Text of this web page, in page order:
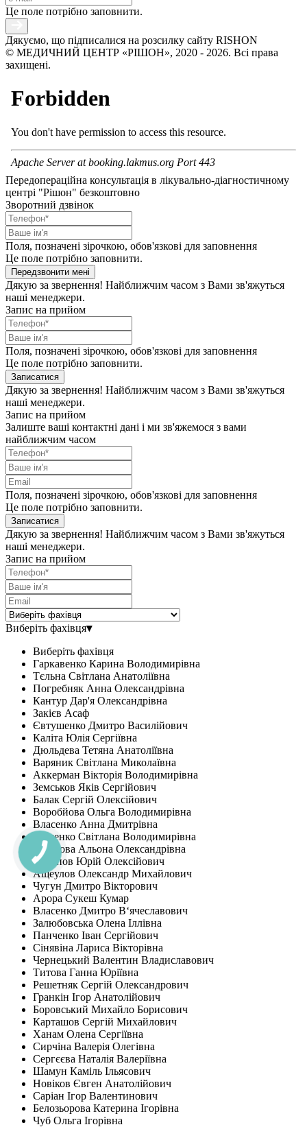
Це поле потрібно заповнити.
Дякуємо, що підписалися на розсилку сайту RISHON
© МЕДИЧНИЙ ЦЕНТР «РІШОН», 2020 - 2026. Всі права
захищені.
Передопераційна консультація в лікувально-діагностичному
центрі "Рішон" безкоштовно
Зворотний дзвінок
Поля, позначені зірочкою, обов'язкові для заповнення
Це поле потрібно заповнити.
Передзвонити мені
Дякую за звернення! Найближчим часом з Вами зв'яжуться
наші менеджери.
Запис на прийом
Поля, позначені зірочкою, обов'язкові для заповнення
Це поле потрібно заповнити.
Записатися
Дякую за звернення! Найближчим часом з Вами зв'яжуться
наші менеджери.
Запис на прийом
Залиште ваші контактні дані і ми зв'яжемося з вами
найближчим часом
Поля, позначені зірочкою, обов'язкові для заповнення
Це поле потрібно заповнити.
Записатися
Дякую за звернення! Найближчим часом з Вами зв'яжуться
наші менеджери.
Запис на прийом
Виберіть фахівця▾
Виберіть фахівця
Гаркавенко Карина Володимирівна
Тєльна Світлана Анатоліївна
Погребняк Анна Олександрівна
Кантур Дар'я Олександрівна
Закієв Асаф
Євтушенко Дмитро Василійович
Каліта Юлія Сергіївна
Дюльдева Тетяна Анатоліївна
Варяник Світлана Миколаївна
Аккерман Вікторія Володимирівна
Земськов Яків Сергійович
Балак Сергій Олексійович
Воробйова Ольга Володимирівна
Власенко Анна Дмитрівна
Тесленко Світлана Володимирівна
Тарасова Альона Олександрівна
Потапов Юрій Олексійович
Ащеулов Олександр Михайлович
Чугун Дмитро Вікторович
Арора Сукеш Кумар
Власенко Дмитро В‘ячеславович
Залюбовська Олена Іллівна
Панченко Іван Сергійович
Сінявіна Лариса Вікторівна
Чернецький Валентин Владиславович
Титова Ганна Юріївна
Решетняк Сергій Олександрович
Гранкін Ігор Анатолійович
Боровський Михайло Борисович
Карташов Сергій Михайлович
Ханам Олена Сергіївна
Сирчіна Валерія Олегівна
Сергєєва Наталія Валеріївна
Шамун Каміль Ільясович
Новіков Євген Анатолійович
Саріан Ігор Валентинович
Белозьорова Катерина Ігорівна
Чуб Ольга Ігорівна